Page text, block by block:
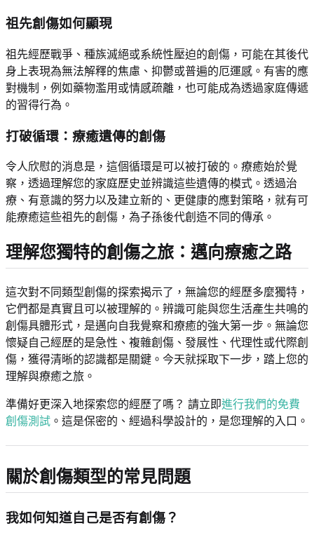
祖先創傷如何顯現
祖先經歷戰爭、種族滅絕或系統性壓迫的創傷，可能在其後代
身上表現為無法解釋的焦慮、抑鬱或普遍的厄運感。有害的應
對機制，例如藥物濫用或情感疏離，也可能成為透過家庭傳遞
的習得行為。
打破循環：療癒遺傳的創傷
令人欣慰的消息是，這個循環是可以被打破的。療癒始於覺
察，透過理解您的家庭歷史並辨識這些遺傳的模式。透過治
療、有意識的努力以及建立新的、更健康的應對策略，就有可
能療癒這些祖先的創傷，為子孫後代創造不同的傳承。
理解您獨特的創傷之旅：邁向療癒之路
這次對不同類型創傷的探索揭示了，無論您的經歷多麼獨特，
它們都是真實且可以被理解的。辨識可能與您生活產生共鳴的
創傷具體形式，是邁向自我覺察和療癒的強大第一步。無論您
懷疑自己經歷的是急性、複雜創傷、發展性、代理性或代際創
傷，獲得清晰的認識都是關鍵。今天就採取下一步，踏上您的
理解與療癒之旅。
準備好更深入地探索您的經歷了嗎？ 請立即進行我們的免費
創傷測試 。這是保密的、經過科學設計的，是您理解的入口。
關於創傷類型的常見問題
我如何知道自己是否有創傷？